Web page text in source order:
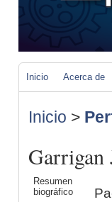
Inicio Acerca de
Inicio >
Resumen
biográfico